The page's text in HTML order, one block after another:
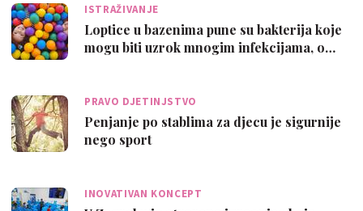
ISTRAŽIVANJE
Loptice u bazenima pune su bakterija koje
mogu biti uzrok mnogim infekcijama, o…
PRAVO DJETINJSTVO
Penjanje po stablima za djecu je sigurnije
nego sport
INOVATIVAN KONCEPT